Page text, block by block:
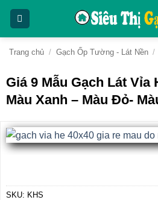
nội
dungTrang chủ / Gạch Ốp Tường - Lát Nền /
Giá 9 Mẫu Gạch Lát Vỉa
Màu Xanh – Màu Đỏ-
SKU: KHS